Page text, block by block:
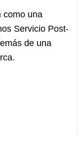
como una
Servicio Post-
de una